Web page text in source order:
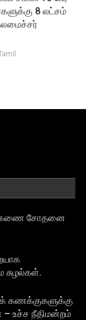
8 லட்சம்
சோதனை
சுழல்கள்.
கணக்குகளுக்கு
– உச்ச நீதிமன்றம்